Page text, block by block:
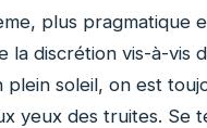
plus pragmatique
la discrétion vis-à-vis
plein soleil, on est
yeux des truites. Se